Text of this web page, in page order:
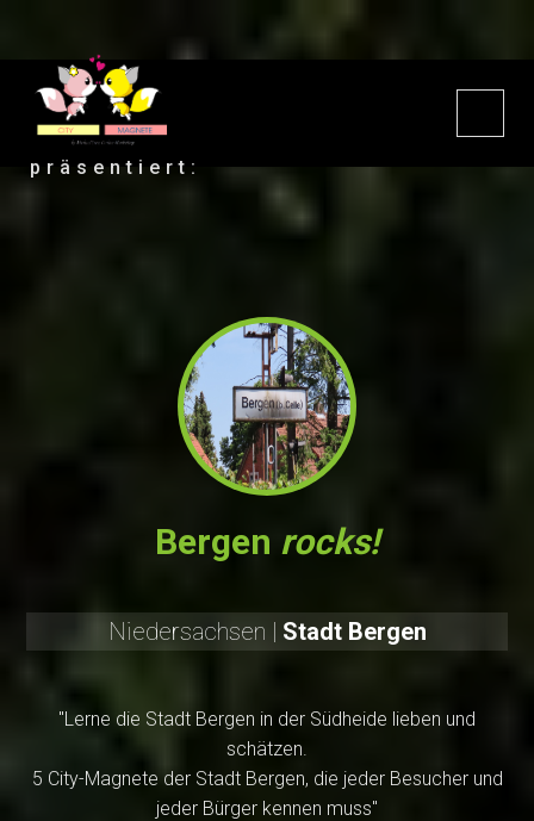
präsentiert:
Bergen rocks!
Niedersachsen | Stadt Bergen
"Lerne die Stadt Bergen in der Südheide lieben und
schätzen.
5 City-Magnete der Stadt Bergen, die jeder Besucher und
jeder Bürger kennen muss"